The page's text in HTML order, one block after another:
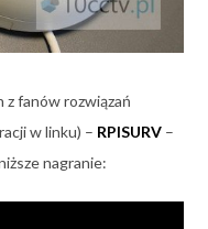
fanów rozwiązań
w linku) – RPISURV–
nagranie: